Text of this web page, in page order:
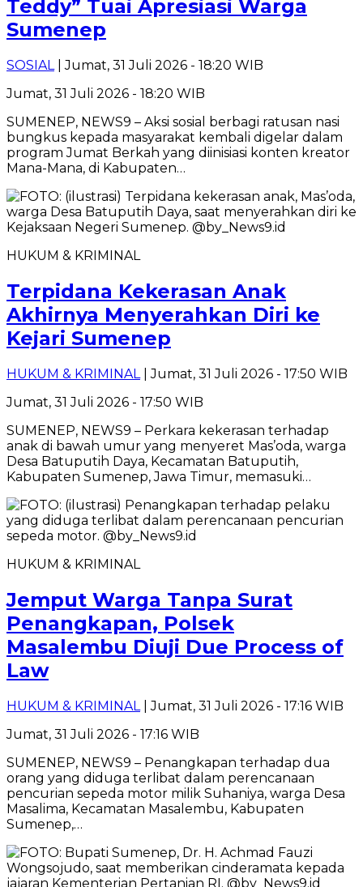
Teddy” Tuai Apresiasi Warga
Sumenep
SOSIAL| Jumat, 31 Juli 2026 - 18:20 WIB
Jumat, 31 Juli 2026 - 18:20 WIB
SUMENEP, NEWS9 – Aksi sosial berbagi ratusan nasi
bungkus kepada masyarakat kembali digelar dalam
program Jumat Berkah yang diinisiasi konten kreator
Mana-Mana, di Kabupaten…
HUKUM & KRIMINAL
Terpidana Kekerasan Anak
Akhirnya Menyerahkan Diri ke
Kejari Sumenep
HUKUM & KRIMINAL
| Jumat, 31 Juli 2026 - 17:50 WIB
Jumat, 31 Juli 2026 - 17:50 WIB
SUMENEP, NEWS9 – Perkara kekerasan terhadap
anak di bawah umur yang menyeret Mas’oda, warga
Desa Batuputih Daya, Kecamatan Batuputih,
Kabupaten Sumenep, Jawa Timur, memasuki…
HUKUM & KRIMINAL
Jemput Warga Tanpa Surat
Penangkapan, Polsek
Masalembu Diuji Due Process of
Law
HUKUM & KRIMINAL
| Jumat, 31 Juli 2026 - 17:16 WIB
Jumat, 31 Juli 2026 - 17:16 WIB
SUMENEP, NEWS9 – Penangkapan terhadap dua
orang yang diduga terlibat dalam perencanaan
pencurian sepeda motor milik Suhaniya, warga Desa
Masalima, Kecamatan Masalembu, Kabupaten
Sumenep,…